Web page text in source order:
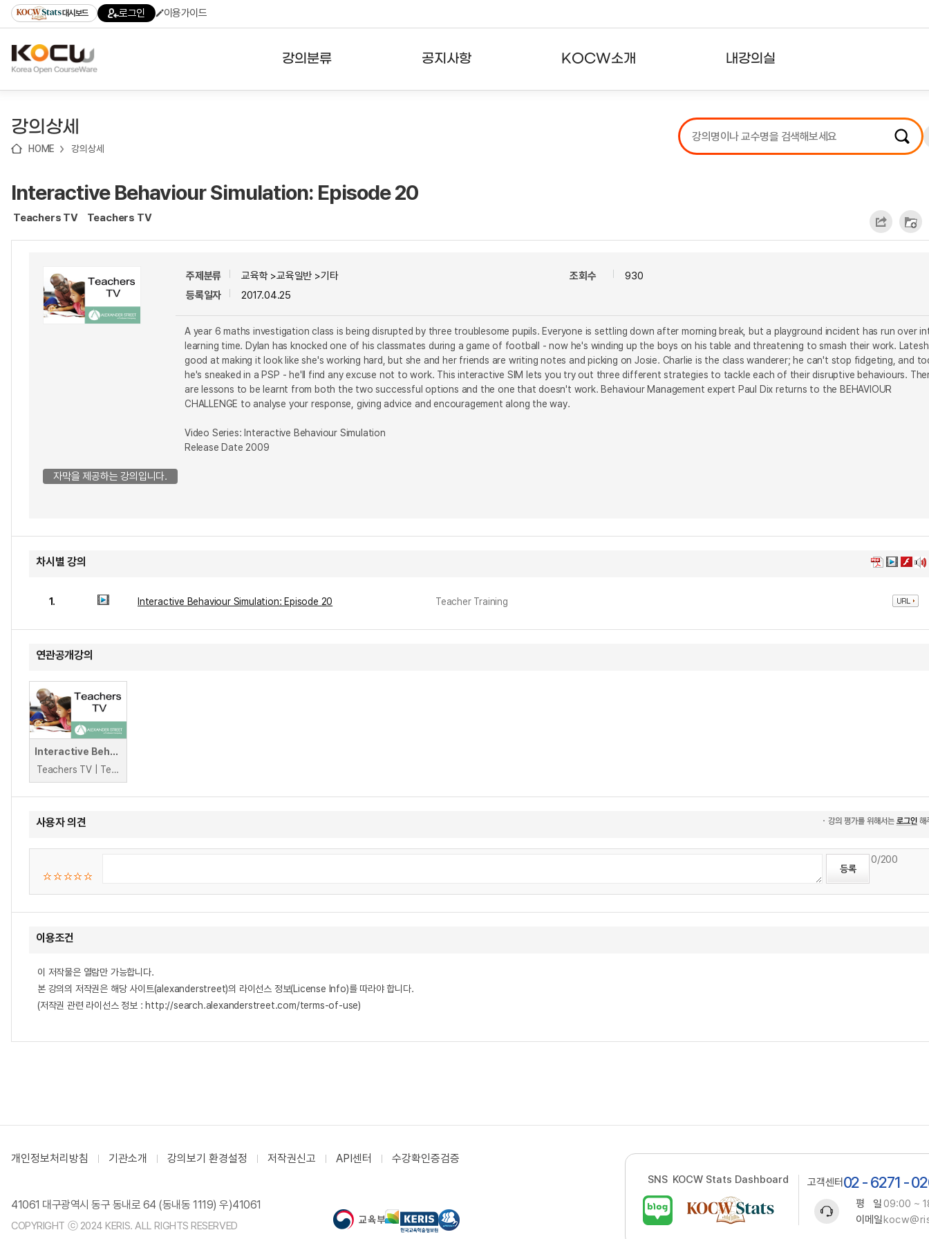
기
기
기
content)
가
대시보드 로그인 이용가이드
강의분류
테마강의
공지사항
서비스도움말
KOCW소개 내강의실
강의리스트
수강확인증강의
강의상세
HOME 강의상세
Interactive Behaviour Simulation: Episode 20
Teachers TV Teachers TV
주제분류
교육학 >교육일반 >기타
등록일자
2017.04.25
조회수 930
A year 6 maths investigation class is being disrupted by three troublesome pupils. Everyone is settling down after morning break, but a playground incident has run over
learning time. Dylan has knocked one of his classmates during a game of football - now he's winding up the boys on his table and threatening to smash their work.
good at making it look like she's working hard, but she and her friends are writing notes and picking on Josie. Charlie is the class wanderer; he can't stop fidgeting, and
he's sneaked in a PSP - he'll find any excuse not to work. This interactive SIM lets you try out three different strategies to tackle each of their disruptive behaviours.
are lessons to be learnt from both the two successful options and the one that doesn't work. Behaviour Management expert Paul Dix returns to the BEHAVIOUR
CHALLENGE to analyse your response, giving advice and encouragement along the way.
Video Series: Interactive Behaviour Simulation
Release Date 2009
자막을 제공하는 강의입니다.
차시별 강의
1. Interactive Behaviour Simulation: Episode 20 Teacher Training
연관공개강의
Interactive Behaviour Simulation - Paul Dix's Fixes: Episode 20
Teachers TV | Teachers TV
사용자 의견
0/200
이용조건
이 저작물은 열람만 가능합니다.
본 강의의 저작권은 해당 사이트(alexanderstreet)의 라이선스 정보(License Info)를 따라야 합니다.
(저작권 관련 라이선스 정보 : http://search.alexanderstreet.com/terms-of-use)
개인정보처리방침 기관소개 강의보기 환경설정 저작권신고 API센터 수강확인증검증
41061 대구광역시 동구 동내로 64 (동내동 1119) 우)41061
COPYRIGHT ⓒ 2024 KERIS. ALL RIGHTS RESERVED
SNS KOCW Stats Dashboard 고객센터 02 - 6271 -
평 일09:00 ~
이메일